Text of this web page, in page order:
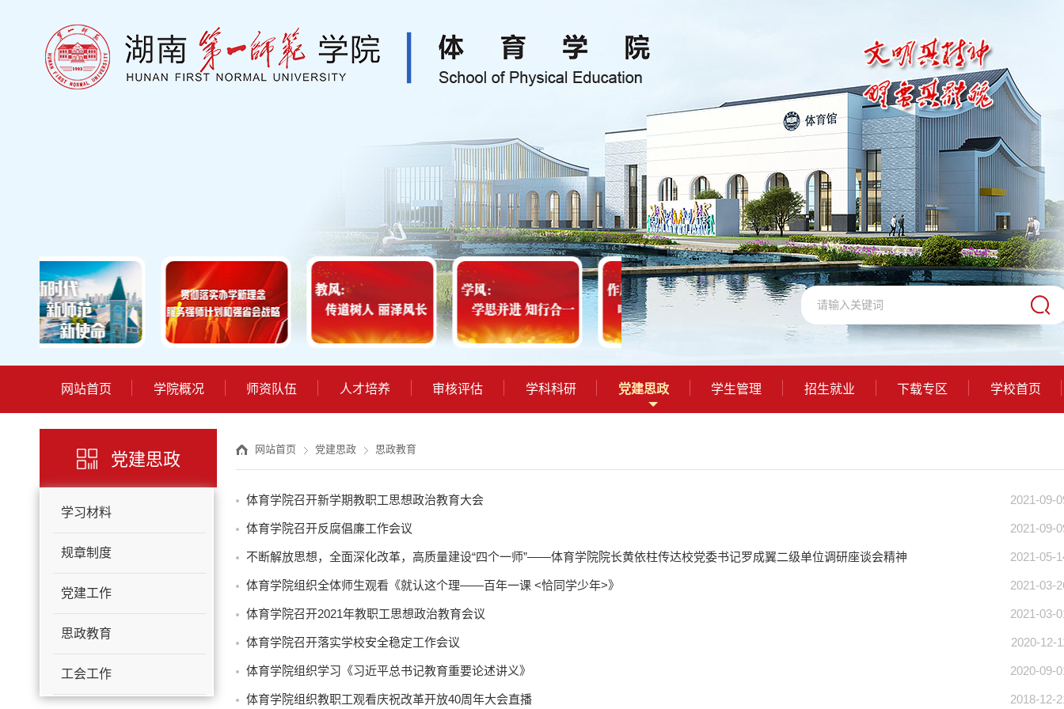
网站首页 学院概况 师资队伍 人才培养 审核评估 学科科研 党建思政 学生管理 招生就业 下载专区 学校首页
党建思政
学习材料
规章制度
党建工作
思政教育
工会工作
网站首页 党建思政 思政教育
2021-09-
体育学院召开新学期教职工思想政治教育大会
2021-09-
体育学院召开反腐倡廉工作会议
2021-05-
不断解放思想，全面深化改革，高质量建设“四个一师”——体育学院院长黄依柱传达校党委书记罗成翼二级单位调研座谈会精神
2021-03-
体育学院组织全体师生观看《就认这个理——百年一课 <恰同学少年>》
2021-03-
体育学院召开2021年教职工思想政治教育会议
2020-12-
体育学院召开落实学校安全稳定工作会议
2020-09-
体育学院组织学习《习近平总书记教育重要论述讲义》
2018-12-
体育学院组织教职工观看庆祝改革开放40周年大会直播